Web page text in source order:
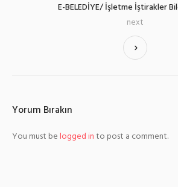
E-BELEDİYE/ İşletme İştirakler
next
Yorum Bırakın
You must belogged into post a comment.